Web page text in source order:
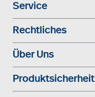
Service
Rechtliches
Über Uns
Produktsicherheit